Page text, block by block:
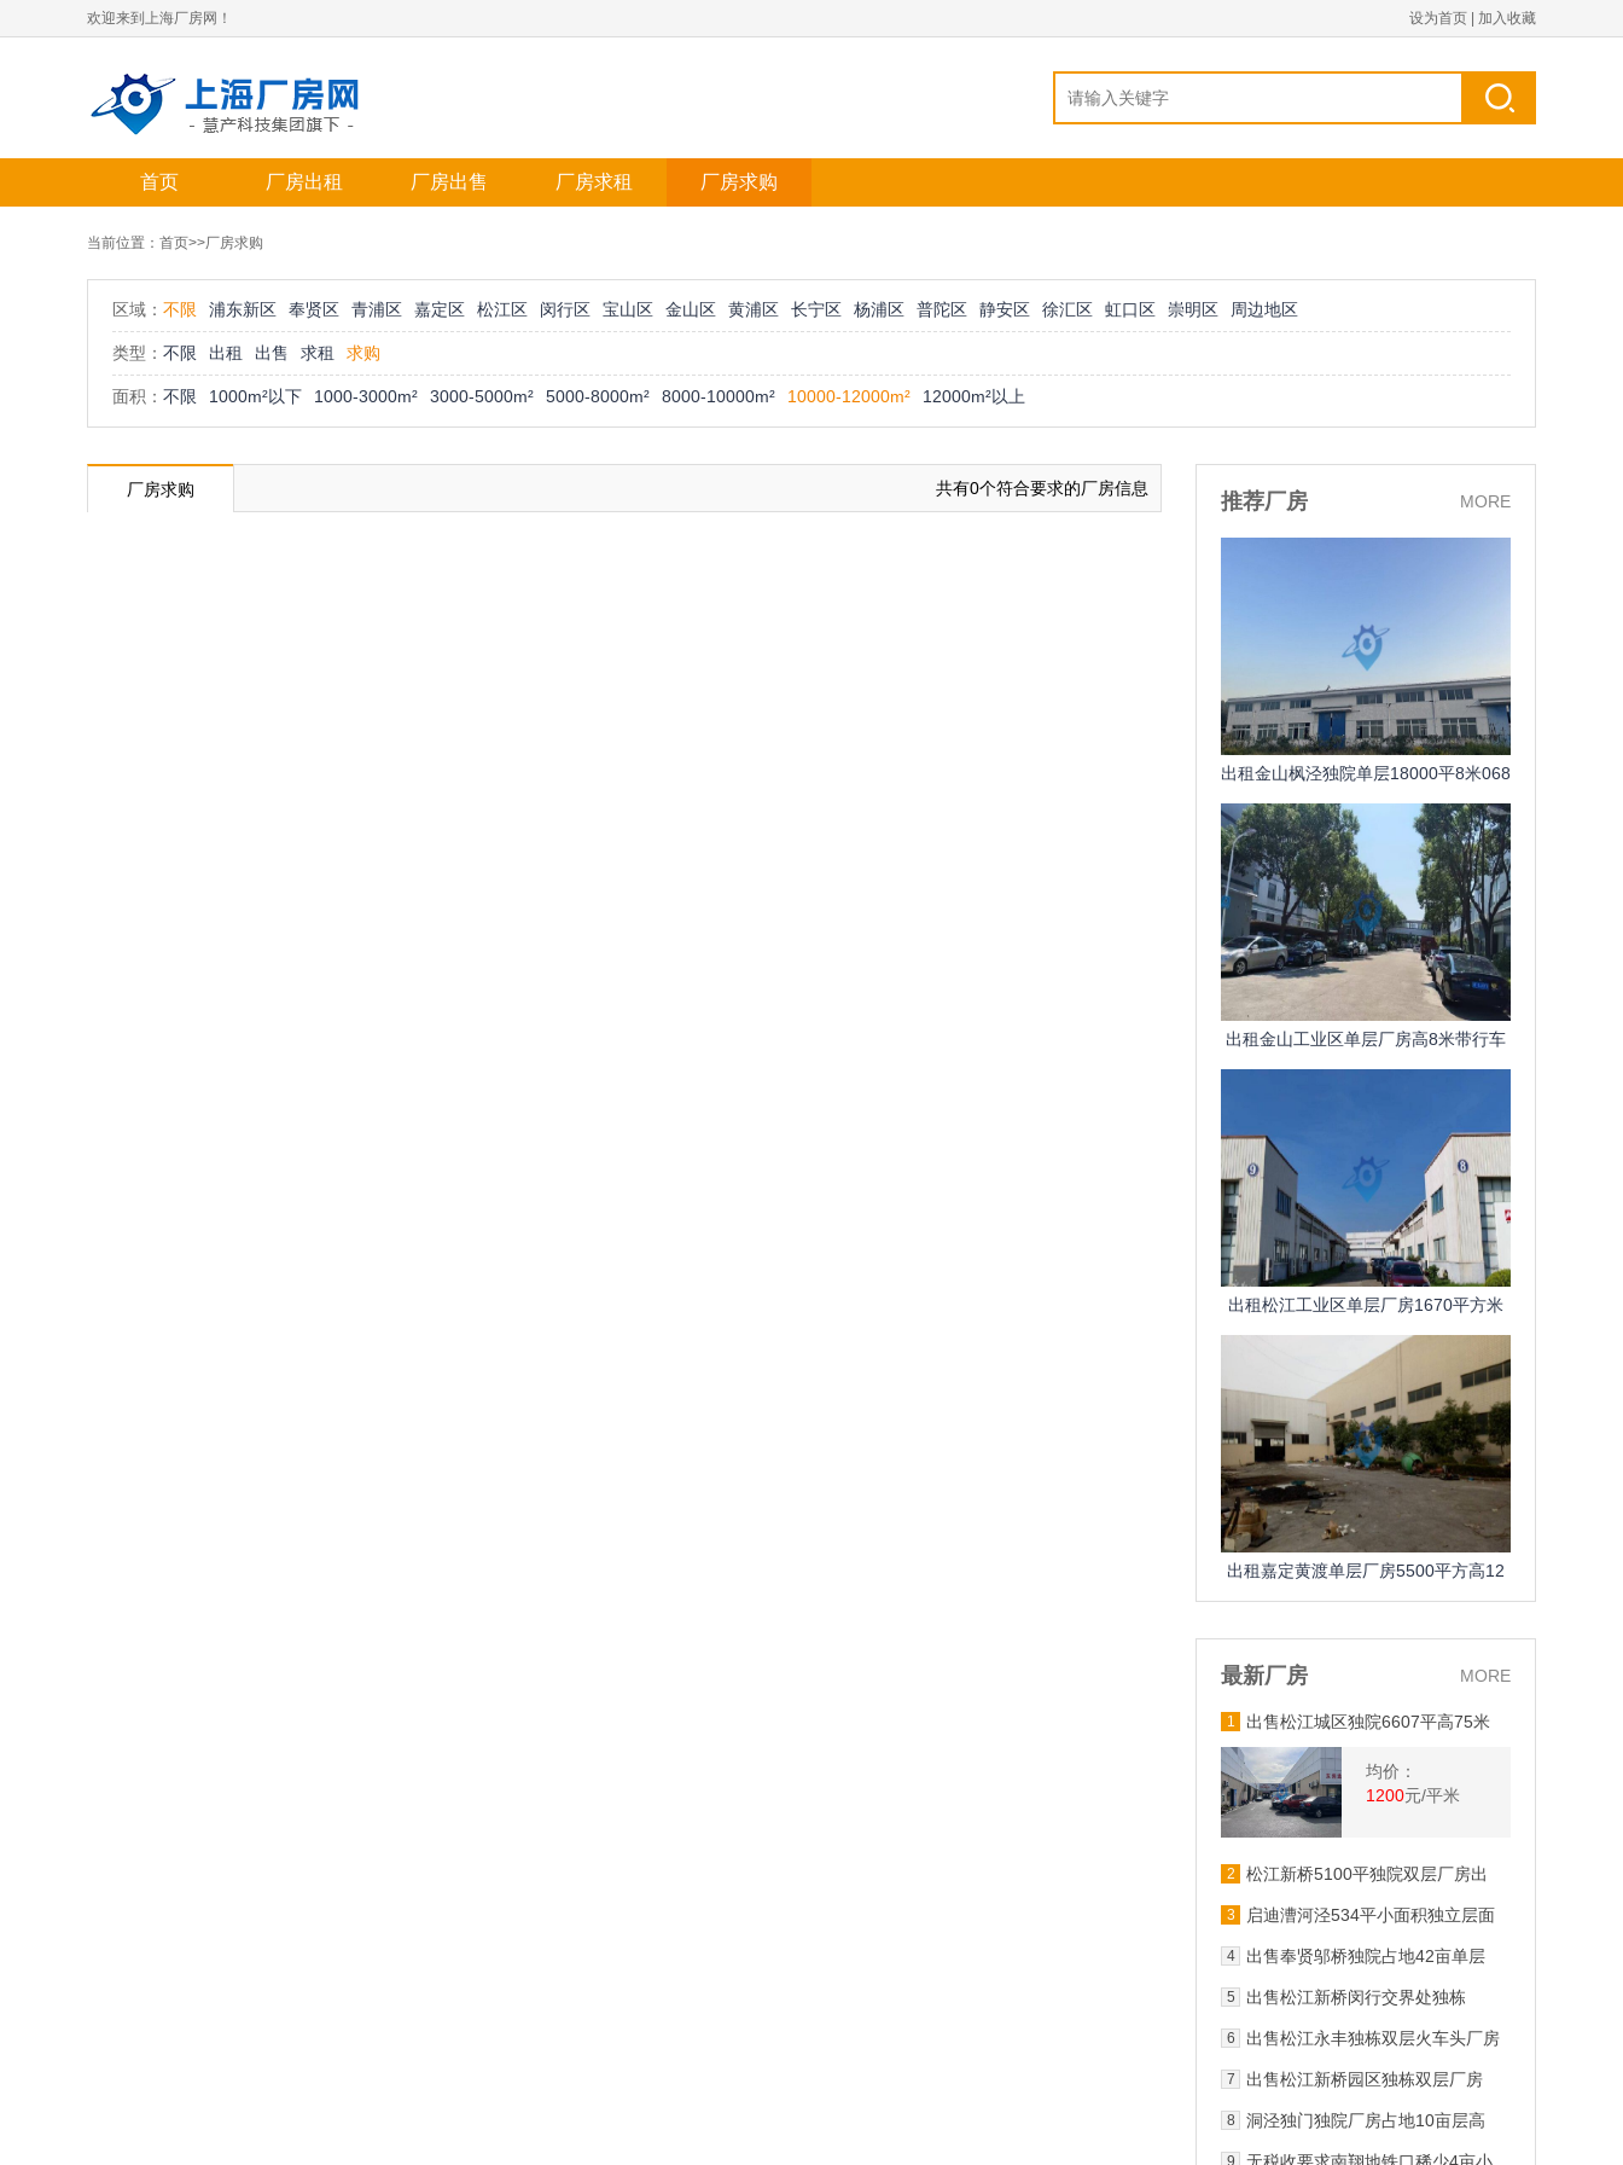
欢迎来到上海厂房网！ 设为首页 加入收藏
首页 厂房出租 厂房出售 厂房求租 厂房求购
当前位置： 首页>>厂房求购
区域： 不限 浦东新区 奉贤区 青浦区 嘉定区 松江区 闵行区 宝山区 金山区 黄浦区 长宁区 杨浦区 普陀区 静安区 徐汇区 虹口区 崇明区 周边地区
类型： 不限 出租 出售 求租 求购
面积： 不限 1000m²以下 1000-3000m² 3000-5000m² 5000-8000m² 8000-10000m² 10000-12000m² 12000m²以上
厂房求购 共有0个符合要求的厂房信息
推荐厂房 MORE
出租金山枫泾独院单层18000平8米068
元平天
出租金山工业区单层厂房高8米带行车
出租松江工业区单层厂房1670平方米
高6米
出租嘉定黄渡单层厂房5500平方高12
米
最新厂房 MORE
1
出售松江城区独院6607平高75米
均价：
1200元/平米
2
松江新桥5100平独院双层厂房出
3
启迪漕河泾534平小面积独立层面
4
出售奉贤邬桥独院占地42亩单层
5
出售松江新桥闵行交界处独栋
6 出售松江永丰独栋双层火车头厂房
7
出售松江新桥园区独栋双层厂房
8
洞泾独门独院厂房占地10亩层高
9